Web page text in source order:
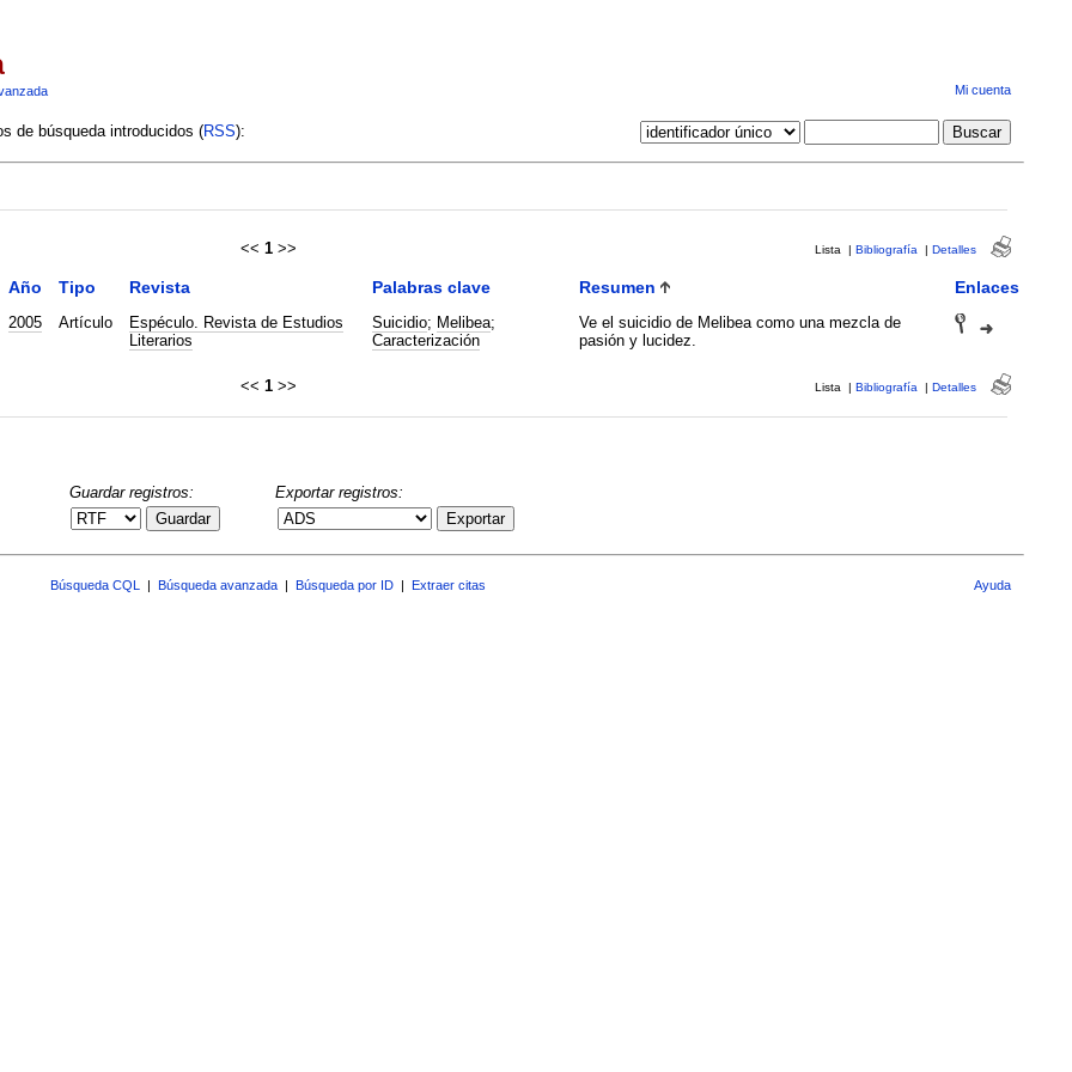
Mi cuenta
de búsqueda introducidos (RSS):
<< 1 >> Lista | Bibliografía | Detalles
Año Tipo Revista Palabras clave Resumen Enlaces
2005 Artículo
Espéculo. Revista de Estudios
Literarios
Suicidio; Melibea;
Caracterización
Ve el suicidio de Melibea como una mezcla de
pasión y lucidez.
<< 1 >> Lista | Bibliografía | Detalles
Guardar registros:
Guardar
Exportar registros:
Exportar
Búsqueda CQL Búsqueda avanzada Búsqueda por ID Extraer citas Ayuda